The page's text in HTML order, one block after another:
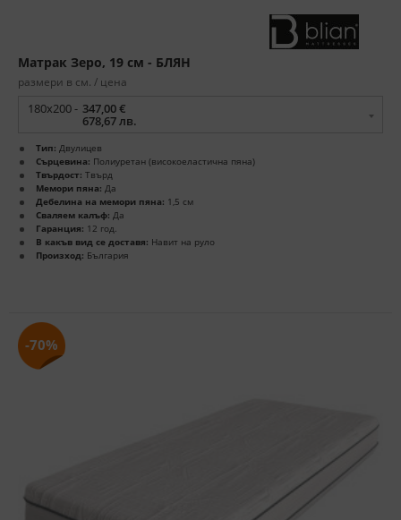
Матрак Зеро, 19 см - БЛЯН
размери в см. / цена
180x200 - 347,00 €
678,67 лв.
Тип: Двулицев
Сърцевина: Полиуретан (високоеластична пяна)
Твърдост: Твърд
Мемори пяна: Да
Дебелина на мемори пяна: 1,5 см
Сваляем калъф: Да
Гаранция: 12 год.
В какъв вид се доставя: Навит на руло
Произход: България
-70%